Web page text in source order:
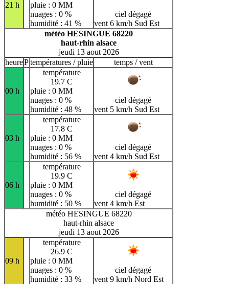
21 h
pluie : 0 MM
nuages : 0 %
humidité : 41 %
ciel dégagé
vent 6 km/h Sud Est
météo HESINGUE 68220
haut-rhin alsace
jeudi 13 aout 2026
heurePtempératures / pluie temps / vent
00 h
température
19.7 C
pluie : 0 MM
nuages : 0 %
humidité : 48 %
ciel dégagé
vent 5 km/h Sud Est
03 h
température
17.8 C
pluie : 0 MM
nuages : 0 %
humidité : 56 %
ciel dégagé
vent 4 km/h Sud Est
06 h
température
19.9 C
pluie : 0 MM
nuages : 0 %
humidité : 50 %
ciel dégagé
vent 4 km/h Est
météo HESINGUE 68220
haut-rhin alsace
jeudi 13 aout 2026
09 h
température
26.9 C
pluie : 0 MM
nuages : 0 %
humidité : 33 %
ciel dégagé
vent 9 km/h Nord Est